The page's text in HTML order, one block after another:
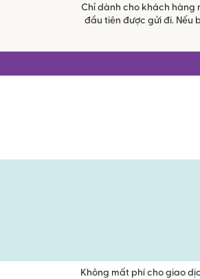
Chỉ dành cho khách hàng
đầu tiên được gửi đi. Nếu
Không mất phí cho giao